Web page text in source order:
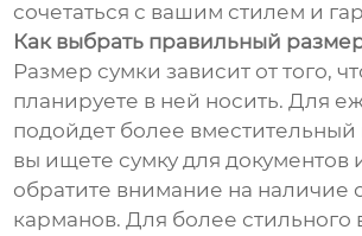
сочетаться с вашим стилем и
Как выбрать правильный
Размер сумки зависит от того,
планируете в ней носить. Для
подойдет более вместительный
вы ищете сумку для документов
обратите внимание на наличие
карманов. Для более